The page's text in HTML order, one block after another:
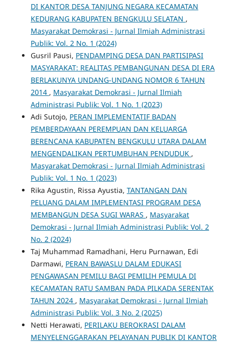
DI KANTOR DESA TANJUNG NEGARA KECAMATAN
KEDURANG KABUPATEN BENGKULU SELATAN ,
Masyarakat Demokrasi - Jurnal Ilmiah Administrasi
Publik: Vol. 2 No. 1 (2024)
Gusril Pausi, PENDAMPING DESA DAN PARTISIPASI
MASYARAKAT: REALITAS PEMBANGUNAN DESA DI ERA
BERLAKUNYA UNDANG-UNDANG NOMOR 6 TAHUN
2014 , Masyarakat Demokrasi - Jurnal Ilmiah
Administrasi Publik: Vol. 1 No. 1 (2023)
Adi Sutojo, PERAN IMPLEMENTATIF BADAN
PEMBERDAYAAN PEREMPUAN DAN KELUARGA
BERENCANA KABUPATEN BENGKULU UTARA DALAM
MENGENDALIKAN PERTUMBUHAN PENDUDUK ,
Masyarakat Demokrasi - Jurnal Ilmiah Administrasi
Publik: Vol. 1 No. 1 (2023)
Rika Agustin, Rissa Ayustia, TANTANGAN DAN
PELUANG DALAM IMPLEMENTASI PROGRAM DESA
MEMBANGUN DESA SUGI WARAS , Masyarakat
Demokrasi - Jurnal Ilmiah Administrasi Publik: Vol. 2
No. 2 (2024)
Taj Muhammad Ramadhani, Heru Purnawan, Edi
Darmawi, PERAN BAWASLU DALAM EDUKASI
PENGAWASAN PEMILU BAGI PEMILIH PEMULA DI
KECAMATAN RATU SAMBAN PADA PILKADA SERENTAK
TAHUN 2024 , Masyarakat Demokrasi - Jurnal Ilmiah
Administrasi Publik: Vol. 3 No. 2 (2025)
Netti Herawati, PERILAKU BEROKRASI DALAM
MENYELENGGARAKAN PELAYANAN PUBLIK DI KANTOR